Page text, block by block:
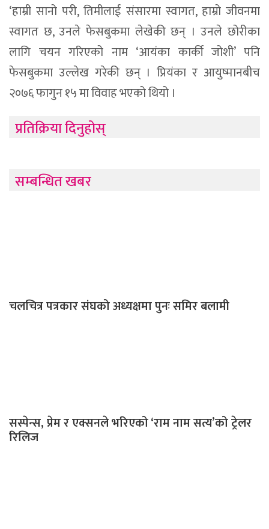
‘हाम्री सानो परी, तिमीलाई संसारमा स्वागत, हाम्रो जीवनमा
स्वागत छ, उनले फेसबुकमा लेखेकी छन् । उनले छोरीका
लागि चयन गरिएको नाम ‘आयंका कार्की जोशी’ पनि
फेसबुकमा उल्लेख गरेकी छन् । प्रियंका र आयुष्मानबीच
२०७६ फागुन १५ मा विवाह भएको थियो ।
प्रतिक्रिया दिनुहोस्
सम्बन्धित खबर
चलचित्र पत्रकार संघको अध्यक्षमा पुनः समिर बलामी
सस्पेन्स, प्रेम र एक्सनले भरिएको ‘राम नाम सत्य’को ट्रेलर
रिलिज